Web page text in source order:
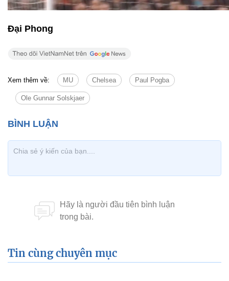
Đại Phong
Xem thêm về: MU Chelsea Paul Pogba
Ole Gunnar Solskjaer
Tin cùng chuyên mục